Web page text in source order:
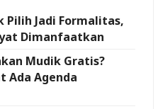
Pilih Jadi Formalitas,
Dimanfaatkan
Mudik Gratis?
Ada Agenda